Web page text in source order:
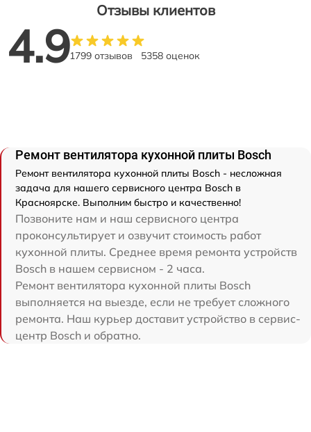
Отзывы клиентов
4.91799 отзывов 5358 оценок
Ремонт вентилятора кухонной плиты Bosch
Ремонт вентилятора кухонной плиты Bosch - несложная
задача для нашего сервисного центра Bosch в
Красноярске. Выполним быстро и качественно!
Позвоните нам и наш сервисного центра
проконсультирует и озвучит стоимость работ
кухонной плиты. Среднее время ремонта устройств
Bosch в нашем сервисном - 2 часа.
Ремонт вентилятора кухонной плиты Bosch
выполняется на выезде, если не требует сложного
ремонта. Наш курьер доставит устройство в сервис-
центр Bosch и обратно.